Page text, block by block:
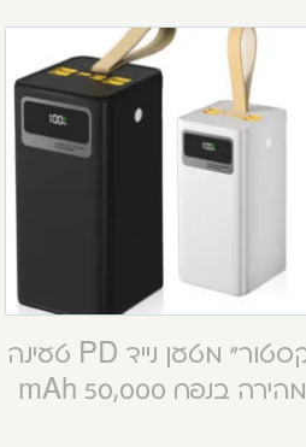
“קסטור” מטען נייד PD טעינה
מהירה בנפח 50,000 mAh